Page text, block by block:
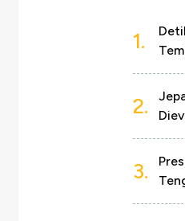
1.
2.
3.